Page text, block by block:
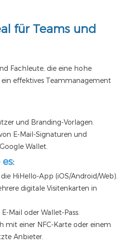
für Teams und
Fachleute, die eine hohe
effektives Teammanagement
und Branding-Vorlagen.
E-Mail-Signaturen und
Wallet.
HiHello-App (iOS/Android/Web).
digitale Visitenkarten in
Mail oder Wallet-Pass.
mit einer NFC-Karte oder einem
Anbieter.